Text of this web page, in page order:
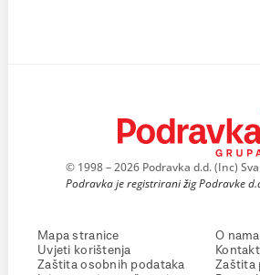
© 1998 – 2026 Podravka d.d. (Inc)
Podravka je registrirani žig Podravke
Mapa stranice
Uvjeti korištenja
Zaštita osobnih podataka
O nama
Zaštita